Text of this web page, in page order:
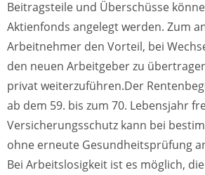
Beitragsteile und Überschüsse
Aktienfonds angelegt werden. Zum
Arbeitnehmer den Vorteil, bei
den neuen Arbeitgeber zu
privat weiterzuführen.Der
ab dem 59. bis zum 70. Lebensjahr
Versicherungsschutz kann bei
ohne erneute Gesundheitsprüfung
Bei Arbeitslosigkeit ist es möglich,